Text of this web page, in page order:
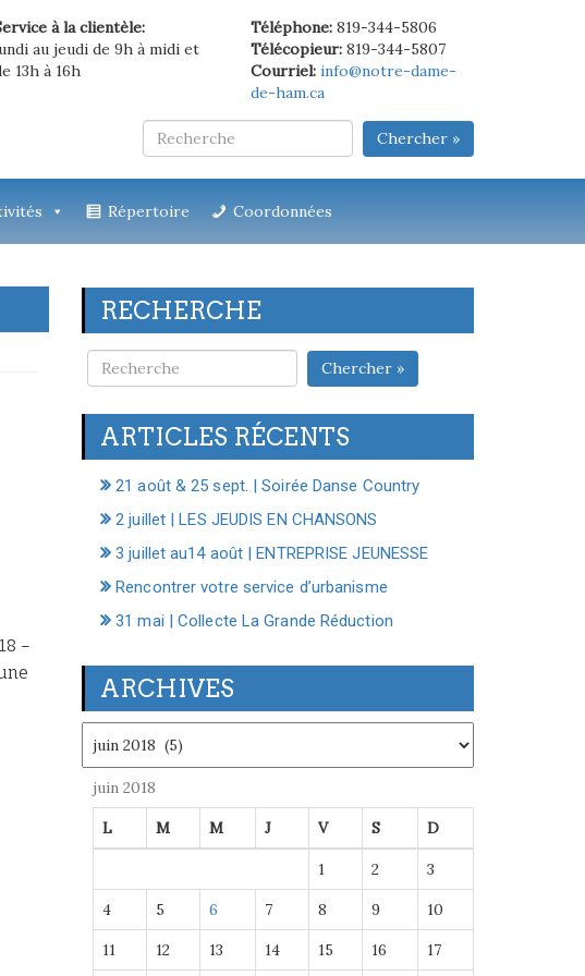
à la clientèle:
au jeudi de 9h à midi et
13h à 16h
Téléphone:819-344-5806
Télécopieur:819-344-5807
Courriel: info@notre-dame-
de-ham.ca
Chercher »
Répertoire Coordonnées
–
RECHERCHE
Chercher »
ARTICLES RÉCENTS
21 août & 25 sept. | Soirée Danse Country
2 juillet | LES JEUDIS EN CHANSONS
3 juillet au14 août | ENTREPRISE JEUNESSE
Rencontrer votre service d’urbanisme
31 mai | Collecte La Grande Réduction
ARCHIVES
juin 2018
L M M J V S D
1 2 3
4 5 6 7 8 9 10
11 12 13 14 15 16 17